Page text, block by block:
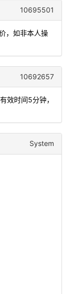
10695501
，如非本人操
10692657
效时间5分钟，
System